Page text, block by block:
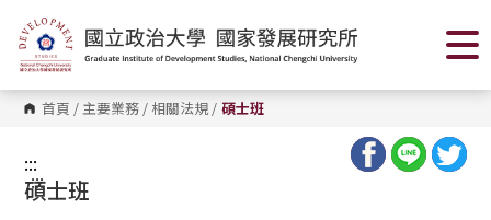
到
主
要
內
容
區 首頁 / 主要業務 /相關法規/ 碩士班
:::
:::
碩士班